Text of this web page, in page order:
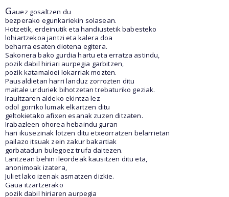
Gauez gosaltzen du
bezperako egunkariekin solasean.
Hotzetik, erdeinutik eta handiustetik babesteko
lohiartzekoa jantzi eta kalera doa
beharra esaten diotena egitera.
Sakonera bako gurdia hartu eta erratza astindu,
pozik dabil hiriari aurpegia garbitzen,
pozik katamaloei lokarriak mozten.
Pausaldietan harri landuz zorrozten ditu
maitale urduriek bihotzetan trebaturiko geziak.
Iraultzaren aldeko ekintza lez
odol gorriko lumak elkartzen ditu
geltokietako afixen esanak zuzen ditzaten.
Irabazleen ohorea hebaindu guran
hari ikusezinak lotzen ditu etxeorratzen belarrietan
pailazo itsuak zein zakur bakartiak
gorbatadun bulegoez trufa daitezen.
Lantzean behin ileordeak kausitzen ditu eta,
anonimoak izatera,
Juliet lako izenak asmatzen dizkie.
Gaua itzartzerako
pozik dabil hiriaren aurpegia